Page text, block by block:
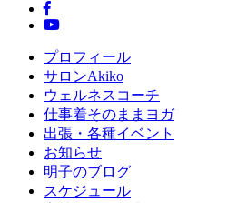
プロフィール
サロンAkiko
ウェルネスコーチ
仕事着そのままヨガ
出張・各種イベント
お知らせ
明子のブログ
スケジュール